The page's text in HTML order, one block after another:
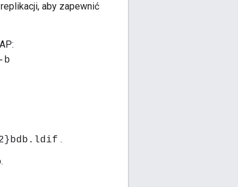
aby zapewnić
b
.